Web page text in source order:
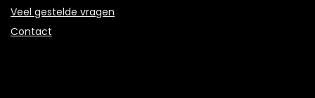
Veel gestelde vragen
Contact